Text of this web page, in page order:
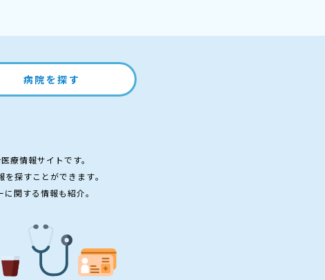
病院を探す
療情報サイトです。
探すことができます。
関する情報も紹介。